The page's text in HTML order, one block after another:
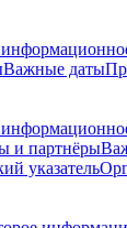
Важные даты
и партнёры
указатель